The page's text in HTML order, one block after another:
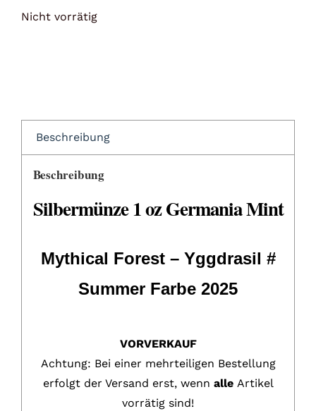
Nicht vorrätig
Beschreibung
Beschreibung
Silbermünze 1 oz Germania Mint
Mythical Forest – Yggdrasil #
Summer Farbe 2025
VORVERKAUF
Achtung: Bei einer mehrteiligen Bestellung
erfolgt der Versand erst, wenn alle Artikel
vorrätig sind!